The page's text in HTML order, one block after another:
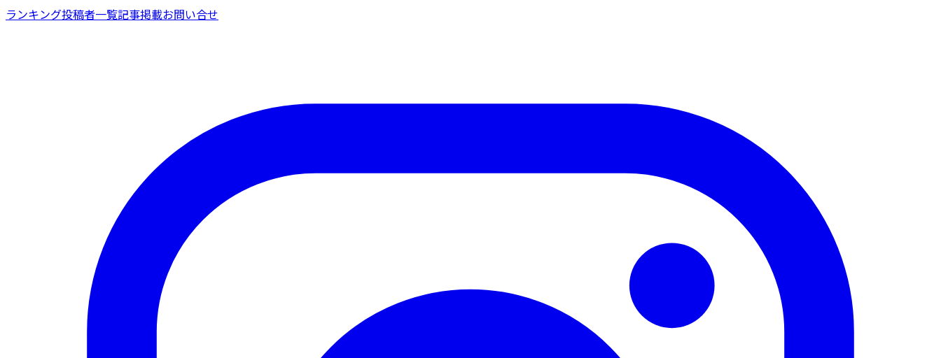
ランキング投稿者一覧記事掲載お問い合せ